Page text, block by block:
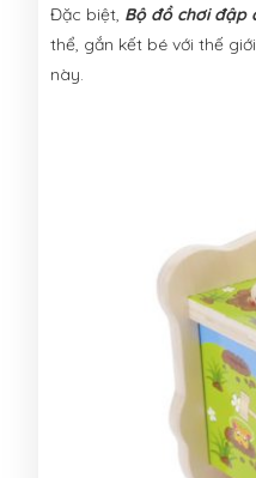
Đặc biệt, Bộ đồ chơi đập
thể, gắn kết bé với thế
này.